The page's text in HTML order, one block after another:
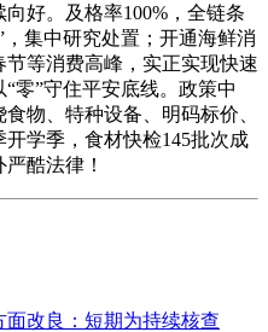
好。及格率100%，全链条
集中研究处置；开通海鲜消
等消费高峰，实正实现快速
零”守住平安底线。政策中
物、特种设备、明码标价、
学季，食材快检145批次成
酷法律！
改良：短期为持续核查